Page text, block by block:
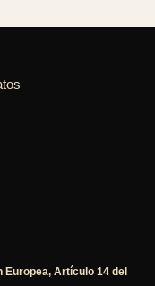
Europea, Artículo 14 del